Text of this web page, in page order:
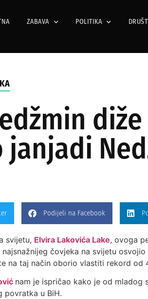
ZABAVA POLITIKA
Podijeli na Facebook
svijetu, Elvira Lakovića Lake, ovoga
čovjeka na svijetu
na taj način oborio vlastiti rekord od
nam je ispričao kako je od
povratka u BiH.